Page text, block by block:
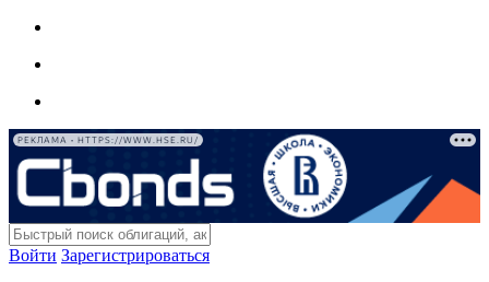
РЕКЛАМА • HTTPS://WWW.HSE.RU/
Войти Зарегистрироваться